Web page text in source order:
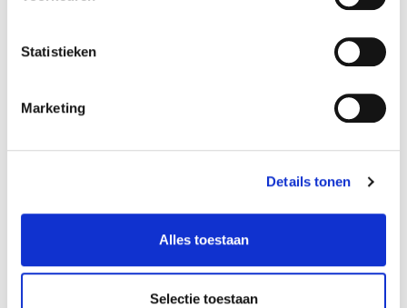
Statistieken
Marketing
Details tonen
Alles toestaan
Selectie toestaan
eigenaar samen
te stellen.
Microsoft Registreert
statistische
gegevens over